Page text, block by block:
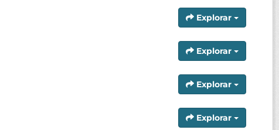
Explorar
Explorar
Explorar
Explorar